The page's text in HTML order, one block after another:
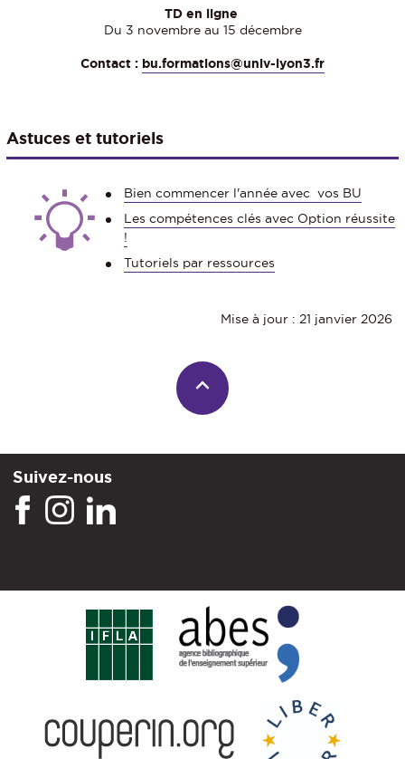
TD en ligne
Du 3 novembre au 15 décembre
Contact : bu.formations@univ-lyon3.fr
Astuces et tutoriels
Bien commencer l'année avec vos BU
Les compétences clés avec Option réussite
!
Tutoriels par ressources
Mise à jour : 21 janvier 2026
Suivez-nous